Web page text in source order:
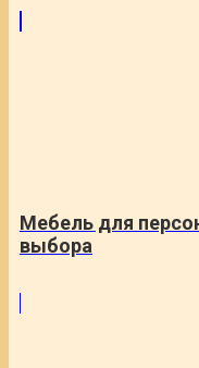
Мебель для
выбора